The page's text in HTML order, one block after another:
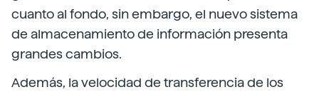
cuanto al fondo, sin embargo, el nuevo sistema
de almacenamiento de información presenta
grandes cambios.
Además, la velocidad de transferencia de los